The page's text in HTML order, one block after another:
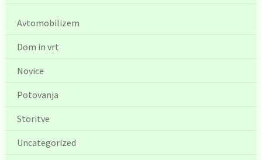
Avtomobilizem
Dom in vrt
Novice
Potovanja
Storitve
Uncategorized